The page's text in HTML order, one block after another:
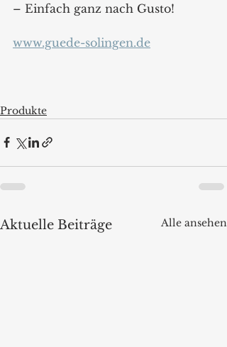
– Einfach ganz nach Gusto!
www.guede-solingen.de
Produkte
Aktuelle Beiträge Alle ansehen